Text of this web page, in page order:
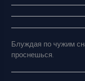
Блуждая по чужим
проснешься.